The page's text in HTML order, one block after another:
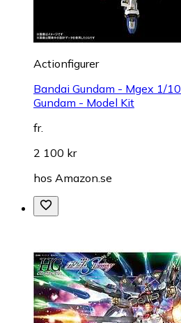
Actionfigurer
Bandai Gundam - Mgex 1/
Gundam - Model Kit
fr.
2 100 kr
hos Amazon.se